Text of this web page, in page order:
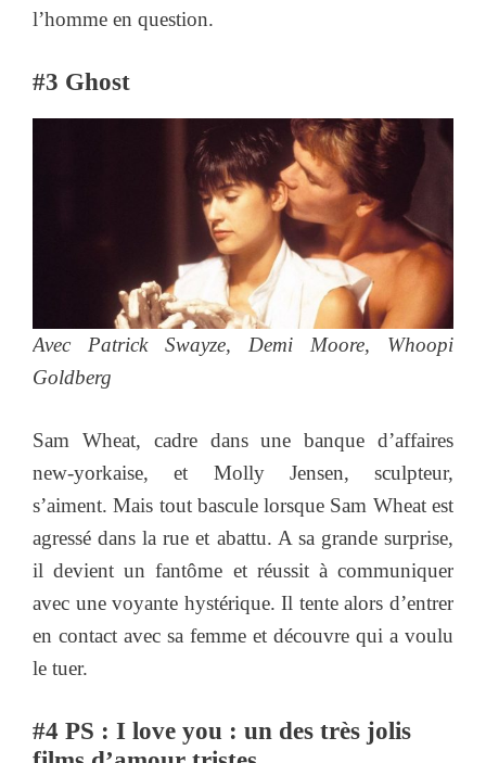
l’homme en question.
#3 Ghost
Avec Patrick Swayze, Demi Moore, Whoopi
Goldberg
Sam Wheat, cadre dans une banque d’affaires
new-yorkaise, et Molly Jensen, sculpteur,
s’aiment. Mais tout bascule lorsque Sam Wheat est
agressé dans la rue et abattu. A sa grande surprise,
il devient un fantôme et réussit à communiquer
avec une voyante hystérique. Il tente alors d’entrer
en contact avec sa femme et découvre qui a voulu
le tuer.
#4 PS : I love you : un des très jolis